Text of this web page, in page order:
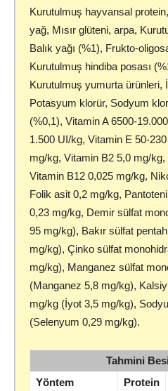
Kurutulmuş hayvansal
yağ, Mısır glüteni, arpa,
Balık yağı (%1), Frukto-
Kurutulmuş hindiba posası
Kurutulmuş yumurta ürünleri,
Potasyum klorür, Sodyum
(%0,1), Vitamin A 6500-
1.500 UI/kg, Vitamin E 50-
mg/kg, Vitamin B2 5,0 mg/
Vitamin B12 0,025 mg/kg,
Folik asit 0,2 mg/kg,
0,23 mg/kg, Demir sülfat
95 mg/kg), Bakır sülfat
mg/kg), Çinko sülfat
mg/kg), Manganez sülfat
(Manganez 5,8 mg/kg),
mg/kg (İyot 3,5 mg/kg),
(Selenyum 0,29 mg/kg).
Tahmini
Yöntem
Protein